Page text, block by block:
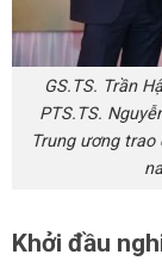
GS.TS. Trần
PTS.TS.
Trung ương trao
Khởi đầu